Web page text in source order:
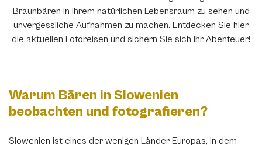
Braunbären in ihrem natürlichen Lebensraum zu sehen und
unvergessliche Aufnahmen zu machen. Entdecken Sie hier
die aktuellen Fotoreisen und sichern Sie sich Ihr Abenteuer!
Warum Bären in Slowenien
beobachten und fotografieren?
Slowenien ist eines der wenigen Länder Europas, in dem